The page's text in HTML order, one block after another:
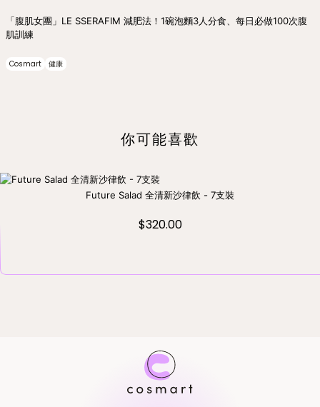
「腹肌女團」LE SSERAFIM 減肥法！1碗泡麵3人分食、每日必做100次腹
肌訓練
Cosmart 健康
你可能喜歡
Future Salad 全清新沙律飲 - 7支裝
$320.00